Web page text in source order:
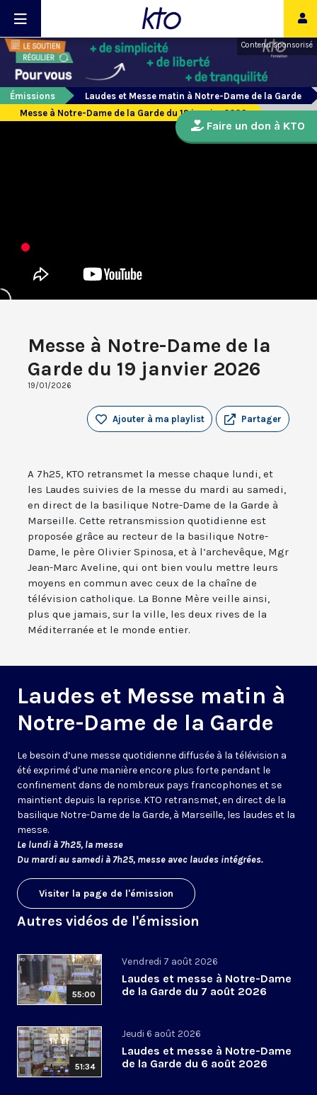
Contenu sponsorisé
Émissions
Laudes et Messe matin à Notre-Dame de la Garde
Messe à Notre-Dame de la Garde du 19 janvier 2026
Messe à Notre-Dame de la
Garde du 19 janvier 2026
19/01/2026
Partager
Ajouter à ma playlist
A 7h25, KTO retransmet la messe chaque lundi, et
les Laudes suivies de la messe du mardi au samedi,
en direct de la basilique Notre-Dame de la Garde à
Marseille. Cette retransmission quotidienne est
proposée grâce au recteur de la basilique Notre-
Dame, le père Olivier Spinosa, et à l’archevêque, Mgr
Jean-Marc Aveline, qui ont bien voulu mettre leurs
moyens en commun avec ceux de la chaîne de
télévision catholique. La Bonne Mère veille ainsi,
plus que jamais, sur la ville, les deux rives de la
Méditerranée et le monde entier.
Laudes et Messe matin à
Notre-Dame de la Garde
Le besoin d’une messe quotidienne diffusée à la télévision a
été exprimé d’une manière encore plus forte pendant le
confinement dans de nombreux pays francophones et se
maintient depuis la reprise. KTO retransmet, en direct de la
basilique Notre-Dame de la Garde, à Marseille, les laudes et la
messe.
Le lundi à 7h25, la messe
Du mardi au samedi à 7h25, messe avec laudes intégrées.
Visiter la page de l'émission
Autres vidéos de l'émission
55:00
Vendredi 7 août 2026
Laudes et messe à Notre-Dame
de la Garde du 7 août 2026
51:34
Jeudi 6 août 2026
Laudes et messe à Notre-Dame
de la Garde du 6 août 2026
Faire un don à KTO